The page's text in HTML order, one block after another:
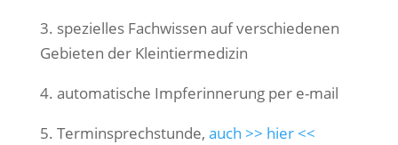
3. spezielles Fachwissen auf verschiedenen
Gebieten der Kleintiermedizin
4. automatische Impferinnerung per e-mail
5. Terminsprechstunde, auch >> hier <<